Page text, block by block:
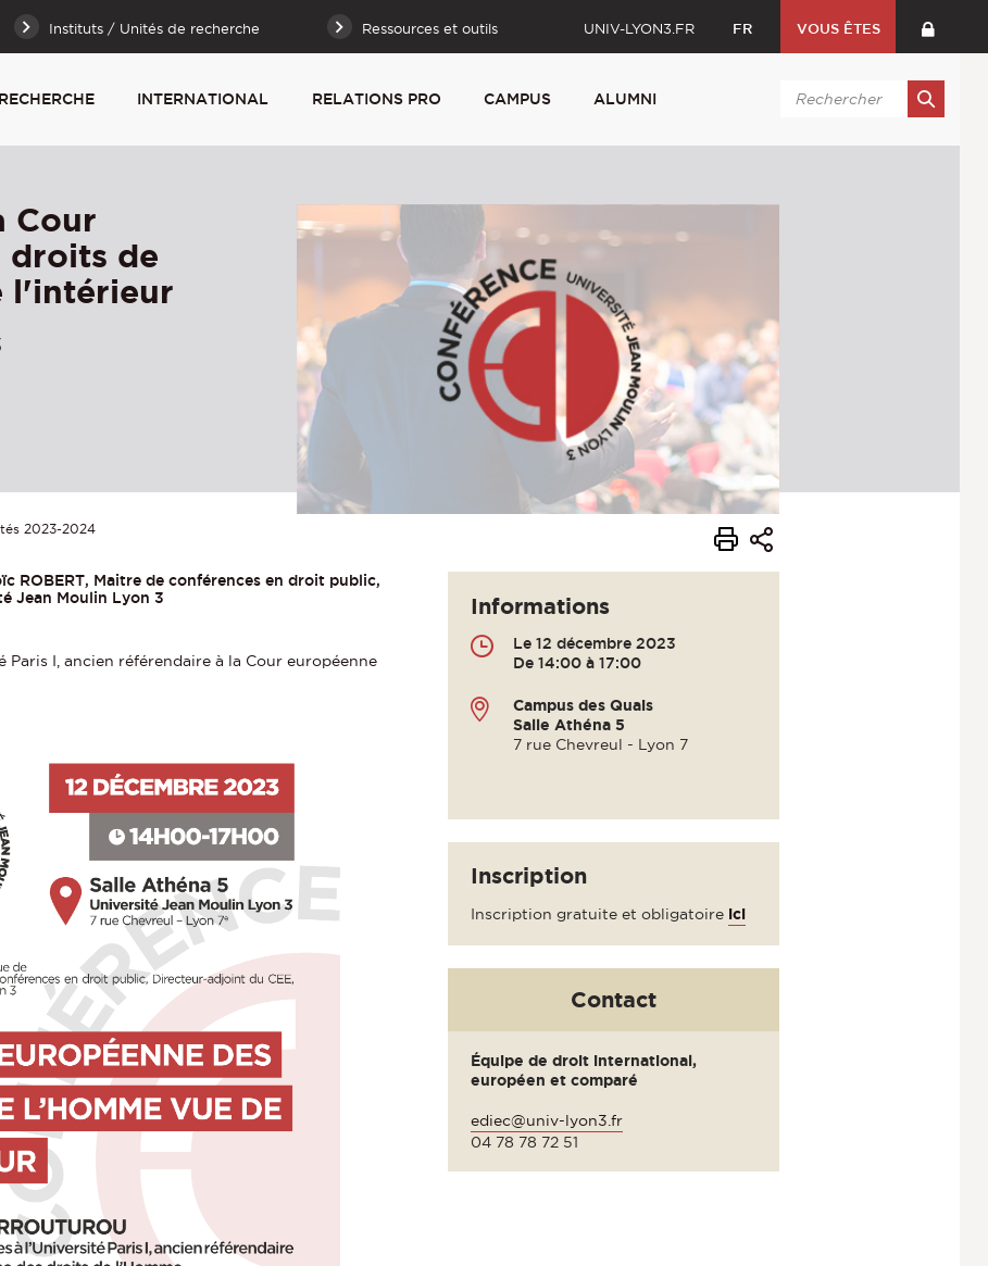
Instituts / Unités de recherche Ressources et outils UNIV-LYON3.FR FR VOUS ÊTES
RECHERCHE INTERNATIONAL RELATIONS PRO CAMPUS ALUMNI
Cour
droits de
l'intérieur
2023-2024
ROBERT, Maitre de conférences en droit public,
Jean Moulin Lyon 3
Paris I, ancien référendaire à la Cour européenne
Informations
Le 12 décembre 2023
De 14:00 à 17:00
Campus des Quais
Salle Athéna 5
7 rue Chevreul - Lyon 7
Inscription
Inscription gratuite et obligatoire ici
Contact
Équipe de droit international,
européen et comparé
ediec@univ-lyon3.fr
04 78 78 72 51